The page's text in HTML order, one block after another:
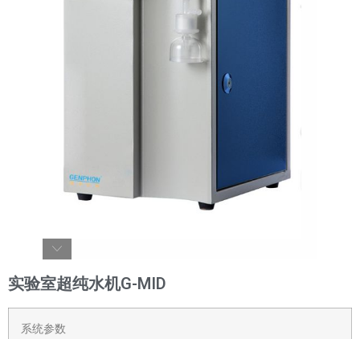
实验室超纯水机G-MID
系统参数